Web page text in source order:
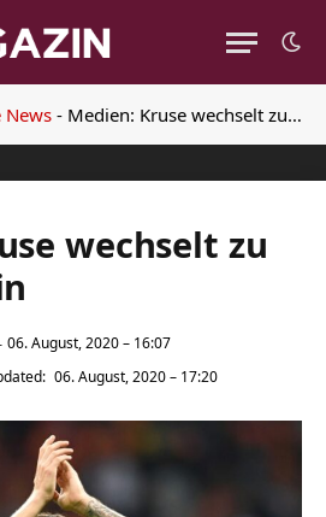
News - Medien: Kruse wechselt zu Union Berlin
wechselt zu
06. August, 2020 – 16:07
06. August, 2020 – 17:20